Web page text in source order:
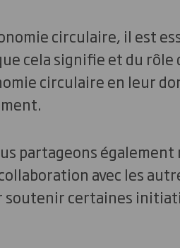
circulaire, il est
cela signifie et du
circulaire en leur
partageons
avec les
soutenir certaines